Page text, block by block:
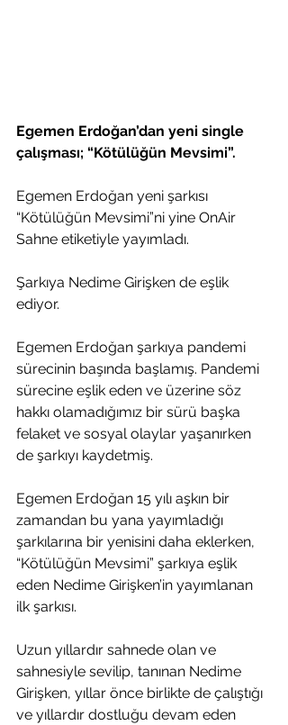
Egemen Erdoğan’dan yeni single
çalışması; “Kötülüğün Mevsimi”.
Egemen Erdoğan yeni şarkısı
“Kötülüğün Mevsimi”ni yine OnAir
Sahne etiketiyle yayımladı.
Şarkıya Nedime Girişken de eşlik
ediyor.
Egemen Erdoğan şarkıya pandemi
sürecinin başında başlamış. Pandemi
sürecine eşlik eden ve üzerine söz
hakkı olamadığımız bir sürü başka
felaket ve sosyal olaylar yaşanırken
de şarkıyı kaydetmiş.
Egemen Erdoğan 15 yılı aşkın bir
zamandan bu yana yayımladığı
şarkılarına bir yenisini daha eklerken,
“Kötülüğün Mevsimi” şarkıya eşlik
eden Nedime Girişken’in yayımlanan
ilk şarkısı.
Uzun yıllardır sahnede olan ve
sahnesiyle sevilip, tanınan Nedime
Girişken, yıllar önce birlikte de çalıştığı
ve yıllardır dostluğu devam eden